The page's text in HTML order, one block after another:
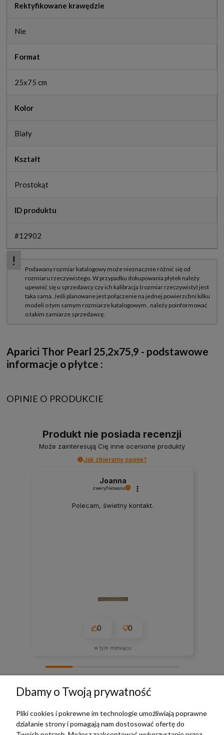
Rektyfikowane krawędzie
Nie
Format
25x75 cm
Kolor
Biały
Kształt
Prostokąt
ID produktu
#12902
Aparici Thor Pearl 25,2x75,9 - podstawowe
informacje o płytce :
OPINIE O PRODUKCIE
Produkt nie posiada recenzji
Może zainteresują Cię inne ocenione produkty
Jak zbieramy opinie?
Joanna
zweryfikowano
Polecam, świetny kontakt.
0 0
w tym miesiącu
TERRADECO
Dbamy o Twoją prywatność
Pliki cookies i pokrewne im technologie umożliwiają poprawne
działanie strony i pomagają nam dostosować ofertę do